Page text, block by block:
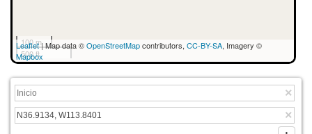
100 m
500 ft
Leaflet| Map data ©OpenStreetMapcontributors, CC-BY-SA, Imagery ©
Mapbox